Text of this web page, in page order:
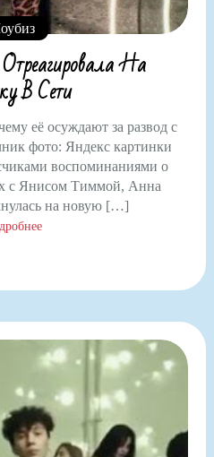
На
В Сети
её осуждают за развод с
фото: Яндекс картинки
воспоминаниями о
с Янисом Тиммой, Анна
на новую […]